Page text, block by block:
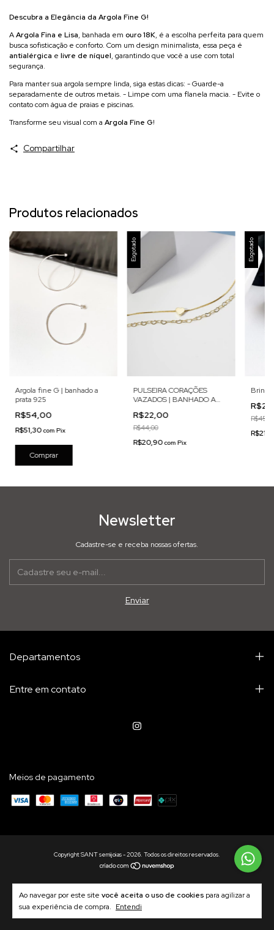
Ao navegar por este site você aceita o uso de cookies para agilizar a
sua experiência de compra. Entendi
Descubra a Elegância da Argola Fine G!
AArgola Fina e Lisa, banhada em ouro 18K, é a escolha perfeita para quem
busca sofisticação e conforto. Com um design minimalista, essa peça é
antialérgica e livre de níquel, garantindo que você a use com total
segurança.
Para manter sua argola sempre linda, siga estas dicas: - Guarde-a
separadamente de outros metais. - Limpe com uma flanela macia. - Evite o
contato com água de praias e piscinas.
Transforme seu visual com a Argola Fine G!
Compartilhar
Produtos relacionados
Argola fine G | banhado a
prata 925
R$54,00
R$51,30com Pix
Esgotado
PULSEIRA CORAÇÕES
VAZADOS | BANHADO A
R$22,00
R$44,00
R$20,90com Pix
Esgotado
Newsletter
Cadastre-se e receba nossas ofertas.
Departamentos
Entre em contato
Meios de pagamento
Copyright SANT semijoias - 2026. Todos os direitos reservados.